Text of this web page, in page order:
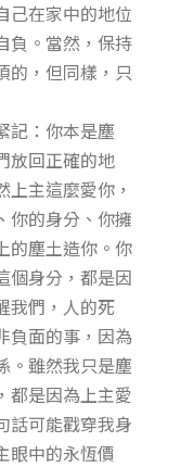
己在家中的地位
負。當然，保持
的，但同樣，只
記：你本是塵
放回正確的地
主這麼愛你，
你的身分、你擁
的塵土造你。你
個身分，都是因
我們，人的死
負面的事，因為
。雖然我只是塵
都是因為上主愛
話可能戳穿我身
眼中的永恆價